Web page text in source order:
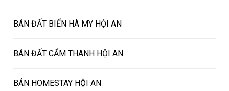
BÁN ĐẤT BIỂN HÀ MY HỘI AN
BÁN ĐẤT CẨM THANH HỘI AN
BÁN HOMESTAY HỘI AN